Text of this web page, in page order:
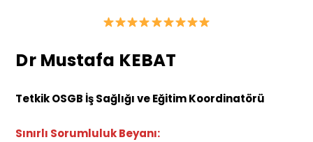
Dr Mustafa KEBAT
Tetkik OSGB İş Sağlığı ve Eğitim Koordinatörü
Sınırlı Sorumluluk Beyanı: